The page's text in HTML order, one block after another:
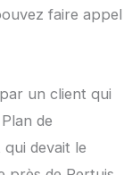
faire appel
un client qui
de
devait le